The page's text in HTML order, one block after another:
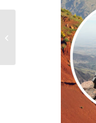
Conférence à Paris
(COP21) – Jeudi 3
Décembre 2015 – 11h-